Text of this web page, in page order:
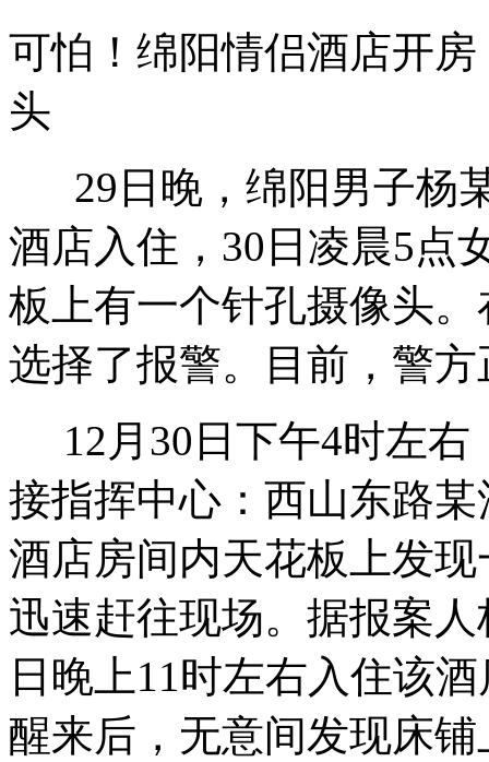
可怕！绵阳情侣酒店开
头
29日晚，绵阳男子杨
酒店入住，30日凌晨5点
板上有一个针孔摄像头
选择了报警。目前，警
12月30日下午4时左右
接指挥中心：西山东路
酒店房间内天花板上发
迅速赶往现场。据报案
日晚上11时左右入住该
醒来后，无意间发现床